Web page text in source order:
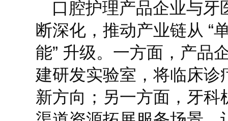
口腔护理产品企业与牙
断深化，推动产业链从 “
能” 升级。一方面，产品
建研发实验室，将临床诊
新方向；另一方面，牙科